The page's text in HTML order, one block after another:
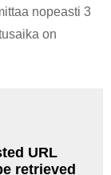
nopeasti 3
on
konjac-
trendien